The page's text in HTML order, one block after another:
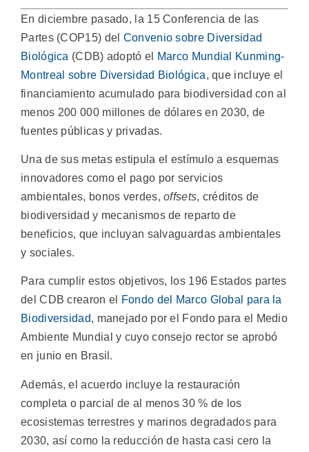
En diciembre pasado, la 15 Conferencia de las
Partes (COP15) del Convenio sobre Diversidad
Biológica (CDB) adoptó el
Marco Mundial Kunming-
Montreal sobre Diversidad Biológica, que incluye el
financiamiento acumulado para biodiversidad con al
menos 200 000 millones de dólares en 2030, de
fuentes públicas y privadas.
Una de sus metas estipula el estímulo a esquemas
innovadores como el pago por servicios
ambientales, bonos verdes,offsets, créditos de
biodiversidad y mecanismos de reparto de
beneficios, que incluyan salvaguardas ambientales
y sociales.
Para cumplir estos objetivos, los 196 Estados partes
del CDB crearon el
Fondo del Marco Global para la
Biodiversidad, manejado por el Fondo para el Medio
Ambiente Mundial y cuyo consejo rector se aprobó
en junio en Brasil.
Además, el acuerdo incluye la restauración
completa o parcial de al menos 30 % de los
ecosistemas terrestres y marinos degradados para
2030, así como la reducción de hasta casi cero la